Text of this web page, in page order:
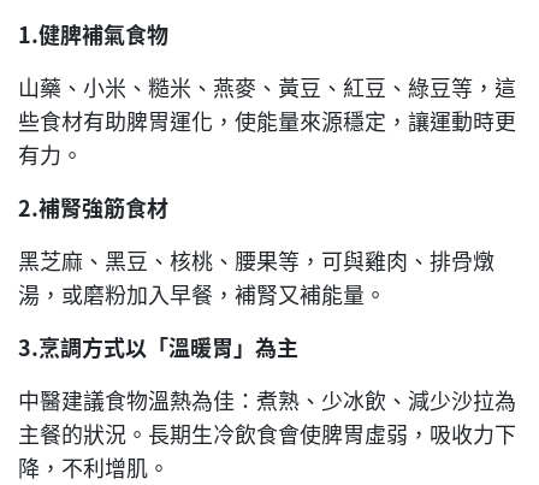
1.健脾補氣食物
山藥、小米、糙米、燕麥、黃豆、紅豆、綠豆等，這
些食材有助脾胃運化，使能量來源穩定，讓運動時更
有力。
2.補腎強筋食材
黑芝麻、黑豆、核桃、腰果等，可與雞肉、排骨燉
湯，或磨粉加入早餐，補腎又補能量。
3.烹調方式以「溫暖胃」為主
中醫建議食物溫熱為佳：煮熟、少冰飲、減少沙拉為
主餐的狀況。長期生冷飲食會使脾胃虛弱，吸收力下
降，不利增肌。